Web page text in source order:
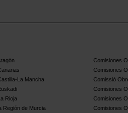
Comisiones
Comisiones
La Mancha
Comissió
Comisiones
Rioja
Comisiones
Región de Murcia Comisiones